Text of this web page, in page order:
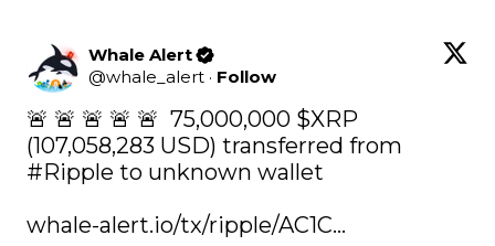
Whale Alert
@whale_alert · Follow
🚨 🚨 🚨 🚨 🚨  75,000,000 $XRP
#Ripple to unknown wallet
whale-alert.io/tx/ripple/AC1C…